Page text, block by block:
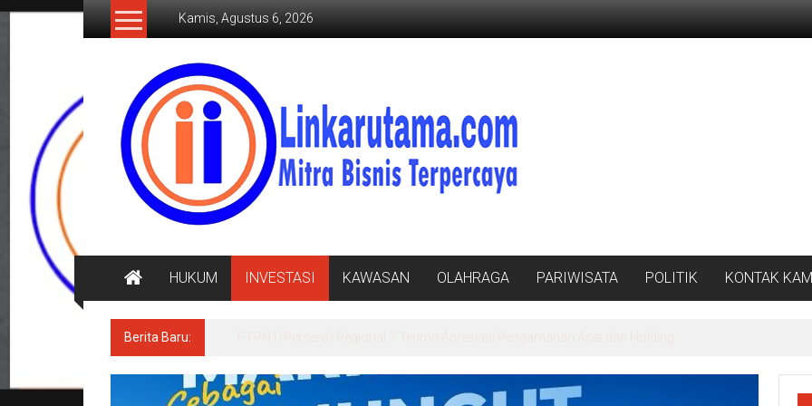
Lompat
Kamis, Agustus 6, 2026
LINKARUTAMA.COM
Mitra
Bisnis
Terpercaya
HUKUM INVESTASI KAWASAN OLAHRAGA PARIWISATA POLITIK KONTAK
Berita Baru: